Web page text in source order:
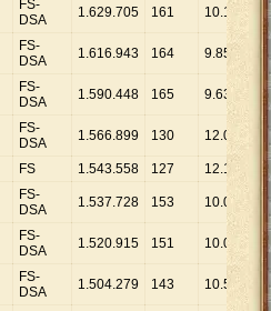
FS-
DSA
1.629.705 161 10.122
FS-
DSA
1.616.943 164 9.859
FS-
DSA
1.590.448 165 9.639
FS-
DSA
1.566.899 130 12.053
FS 1.543.558 127 12.154
FS-
DSA
1.537.728 153 10.051
FS-
DSA
1.520.915 151 10.072
FS-
DSA
1.504.279 143 10.519